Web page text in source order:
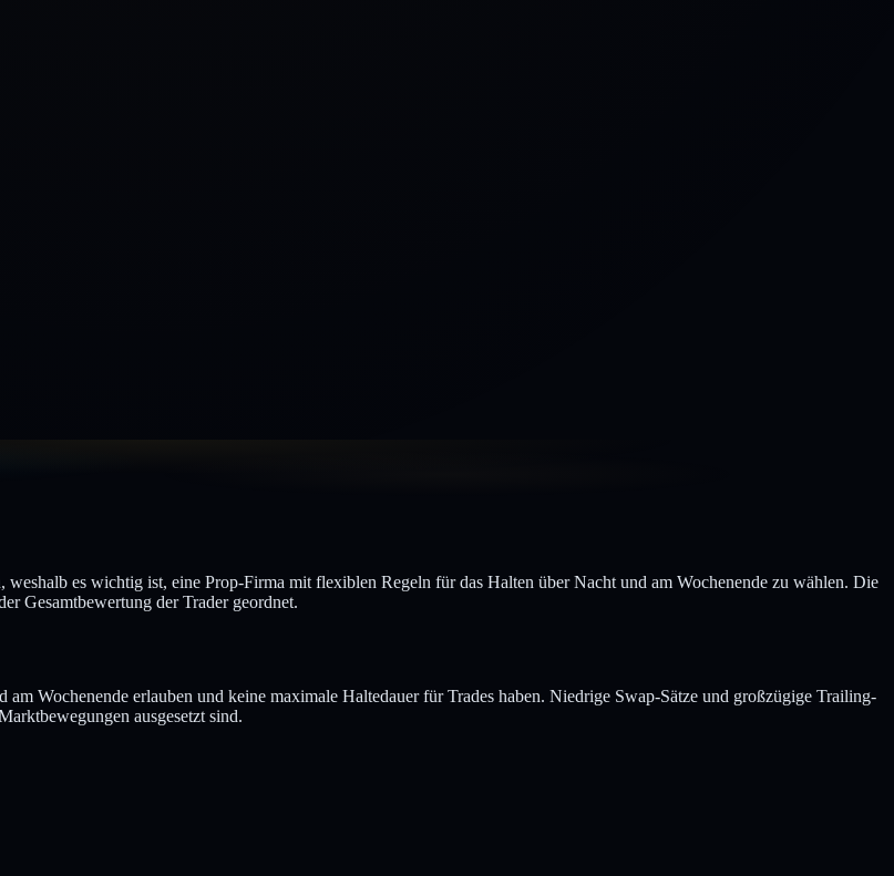
es wichtig ist, eine Prop-Firma mit flexiblen Regeln für das Halten über Nacht und am Wochenende zu wählen. Die
Gesamtbewertung der Trader geordnet.
Wochenende erlauben und keine maximale Haltedauer für Trades haben. Niedrige Swap-Sätze und großzügige Trailing-
ausgesetzt sind.